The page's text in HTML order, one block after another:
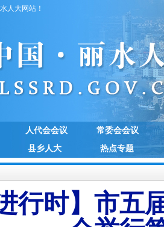
人大网站！
人代会会议
常委会会议
县乡人大 热点专题
行时】市五